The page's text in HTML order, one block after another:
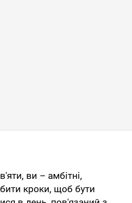
ви – амбітні,
кроки, щоб бути